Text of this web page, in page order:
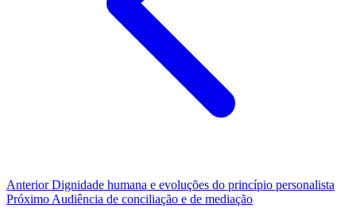
Anterior Dignidade humana e evoluções do princípio personalista
Próximo Audiência de conciliação e de mediação